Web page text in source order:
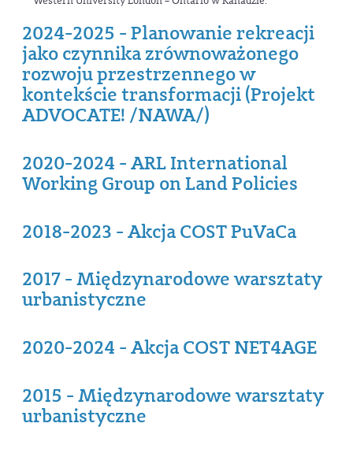
2024-2025 - Planowanie rekreacji
jako czynnika zrównoważonego
rozwoju przestrzennego w
kontekście transformacji (Projekt
ADVOCATE! /NAWA/)
2020-2024 - ARL International
Working Group on Land Policies
2018-2023 - Akcja COST PuVaCa
2017 - Międzynarodowe warsztaty
urbanistyczne
2020-2024 - Akcja COST NET4AGE
2015 - Międzynarodowe warsztaty
urbanistyczne